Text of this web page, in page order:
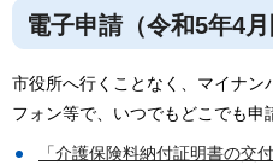
電子申請（令和5年4月
市役所へ行くことなく、マイナン
フォン等で、いつでもどこでも申
「介護保険料納付証明書の交